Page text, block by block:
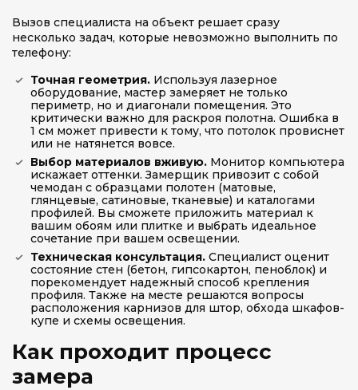
Вызов специалиста на объект решает сразу
несколько задач, которые невозможно выполнить по
телефону:
Точная геометрия. Используя лазерное
оборудование, мастер замеряет не только
периметр, но и диагонали помещения. Это
критически важно для раскроя полотна. Ошибка в
1 см может привести к тому, что потолок провиснет
или не натянется вовсе.
Выбор материалов вживую. Монитор компьютера
искажает оттенки. Замерщик привозит с собой
чемодан с образцами полотен (матовые,
глянцевые, сатиновые, тканевые) и каталогами
профилей. Вы сможете приложить материал к
вашим обоям или плитке и выбрать идеальное
сочетание при вашем освещении.
Техническая консультация. Специалист оценит
состояние стен (бетон, гипсокартон, пеноблок) и
порекомендует надежный способ крепления
профиля. Также на месте решаются вопросы
расположения карнизов для штор, обхода шкафов-
купе и схемы освещения.
Как проходит процесс
замера